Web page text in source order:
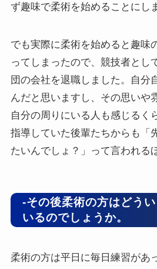
ず趣味で柔術を始めることにし
でも実際に柔術を始めると趣味
ってしまったので、競技者とし
団の会社を退職しました。自分
んだと思いますし、その思いや
自分の周りにいる人も感じるく
指導していた後輩たちからも「
たいんでしょ？」って言われる
-その後柔術の方はどう
いるのでしょうか。
柔術の方は平日に毎日練習があ